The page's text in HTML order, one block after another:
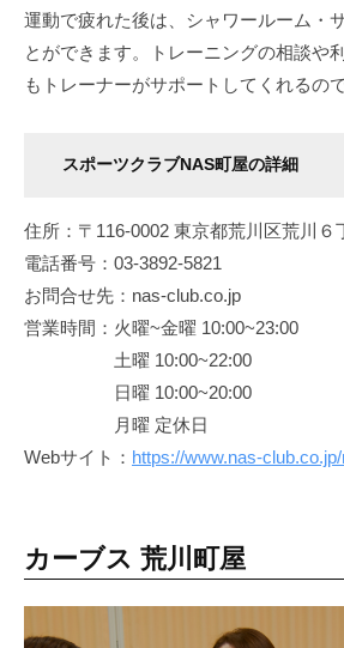
運動で疲れた後は、シャワールーム・
とができます。トレーニングの相談や
もトレーナーがサポートしてくれるの
スポーツクラブNAS町屋の詳細
住所：〒116-0002 東京都荒川区荒川６
電話番号：03-3892-5821
お問合せ先：nas-club.co.jp
営業時間：火曜~金曜 10:00~23:00
土曜 10:00~22:00
日曜 10:00~20:00
月曜 定休日
Webサイト： https://www.nas-
カーブス 荒川町屋